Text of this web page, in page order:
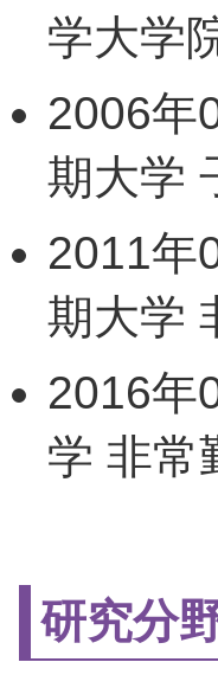
学大学
2006年
期大学
2011年
期大学
2016年
学 非常
研究分